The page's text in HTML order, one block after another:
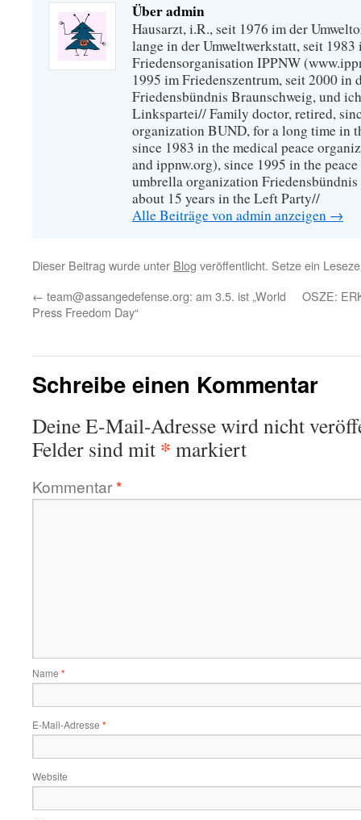
Über admin
Hausarzt, i.R., seit 1976 im der
lange in der Umweltwerkstatt, seit
Friedensorganisation IPPNW
1995 im Friedenszentrum, seit 2000 in
Friedensbündnis Braunschweig, und
Linkspartei// Family doctor, retired,
organization BUND, for a long time in
since 1983 in the medical peace
and ippnw.org), since 1995 in the
umbrella organization
about 15 years in the Left Party//
Alle Beiträge von admin anzeigen →
Dieser Beitrag wurde unter Blog veröffentlicht. Setze ein
← team@assangedefense.org: am 3.5. ist „World
Press Freedom Day“
OSZE:
Schreibe einen Kommentar
Deine E-Mail-Adresse wird nicht
Felder sind mit * markiert
Kommentar*
Name *
E-Mail-Adresse *
Website